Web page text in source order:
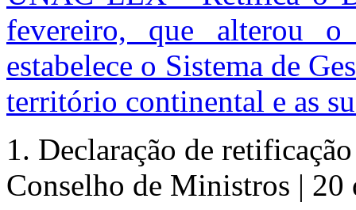
fevereiro, que alterou
estabelece o Sistema de
território continental e as
1. Declaração de retificação
Conselho de Ministros | 20